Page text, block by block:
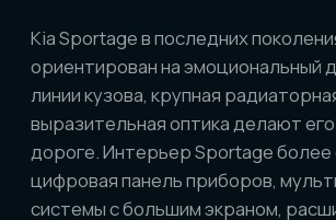
обслуживании. Подвеска CR-V адаптирована к
разным условиям, включая неровные дороги, а
полный привод обеспечивает уверенность в
зимнее время. На аукционах можно встретить
CR-V даже с пробегом более 150 тысяч
километров, которые сохраняют рабочее
состояние без серьёзных вложений.
Kia Sportage предлагает более широкий выбор